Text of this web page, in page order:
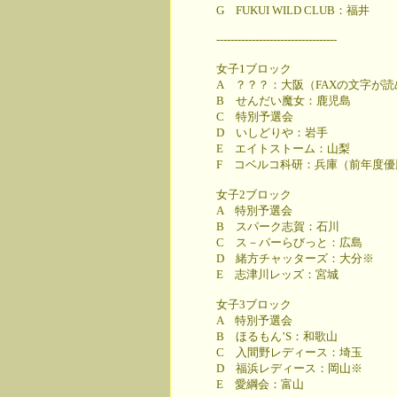
G FUKUI WILD CLUB：福井
----------------------------------
女子1ブロック
A ？？？：大阪（FAXの文字が読
B せんだい魔女：鹿児島
C 特別予選会
D いしどりや：岩手
E エイトストーム：山梨
F コベルコ科研：兵庫（前年度
女子2ブロック
A 特別予選会
B スパーク志賀：石川
C ス－パーらびっと：広島
D 緒方チャッターズ：大分※
E 志津川レッズ：宮城
女子3ブロック
A 特別予選会
B ほるもん’S：和歌山
C 入間野レディース：埼玉
D 福浜レディース：岡山※
E 愛綱会：富山